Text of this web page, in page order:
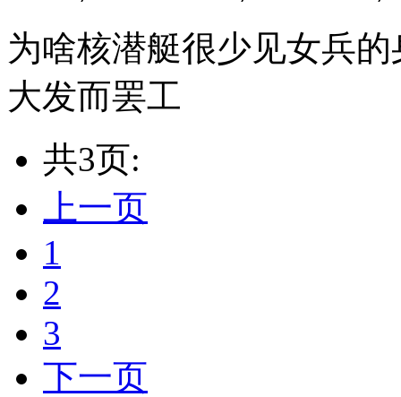
为啥核潜艇很少见女兵
大发而罢工
共3页:
上一页
1
2
3
下一页